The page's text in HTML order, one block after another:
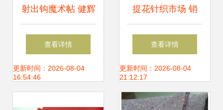
射出钩魔术帖 健辉
纺织品的创新力量
与市场应用
查看详情
更新时间：2026-08-04
16:54:46
提花针织市场 销
售、求购与贸易信
息全解析
查看详情
更新时间：2026-08-04
21:12:17